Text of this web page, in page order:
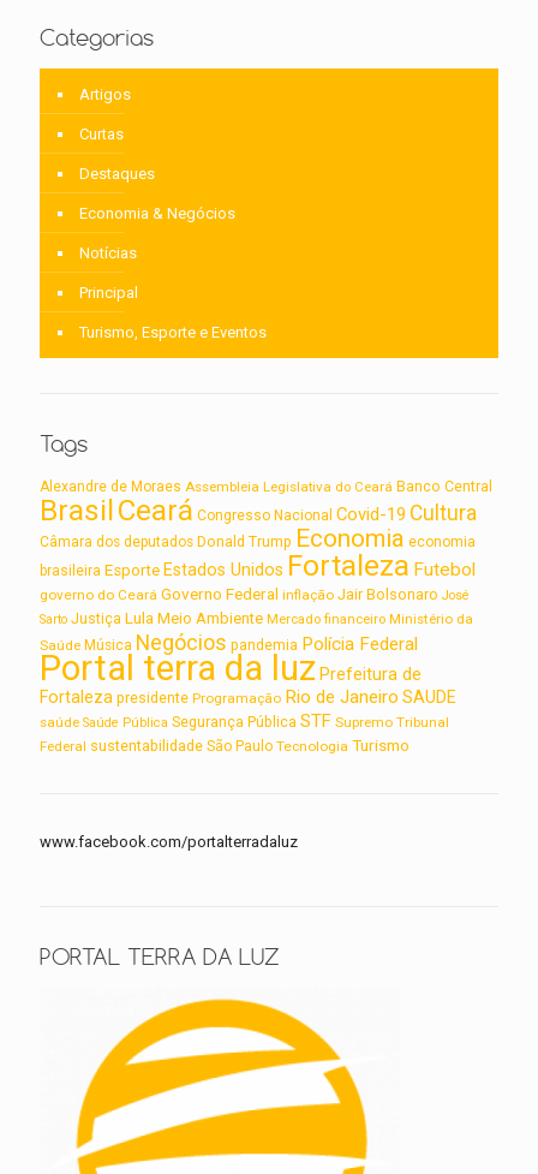
Categorias
Artigos
Curtas
Destaques
Economia & Negócios
Notícias
Principal
Turismo, Esporte e Eventos
Tags
Alexandre de Moraes Assembleia Legislativa do Ceará Banco Central
BrasilCeará Congresso Nacional Covid-19 Cultura
Câmara dos deputados Donald Trump Economia economia
brasileira Esporte Estados Unidos Fortaleza Futebol
governo do Ceará Governo Federal inflação Jair Bolsonaro José
Sarto Justiça Lula Meio Ambiente Mercado financeiro Ministério da
Saúde Música Negócios pandemia Polícia Federal
Portal terra da luz Prefeitura de
Fortaleza presidente Programação Rio de Janeiro SAUDE
saúde Saúde Pública Segurança Pública STF Supremo Tribunal
Federal sustentabilidade São Paulo Tecnologia Turismo
www.facebook.com/portalterradaluz
PORTAL TERRA DA LUZ